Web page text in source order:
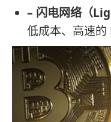
– 闪电网络（
低成本、高速的